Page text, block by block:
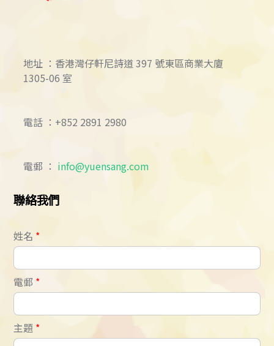
地址 ：香港灣仔軒尼詩道 397 號東區商業大廈
1305-06 室
電話 ：+852 2891 2980
電郵 ： info@yuensang.com
聯絡我們
姓名 *
電郵 *
主題 *